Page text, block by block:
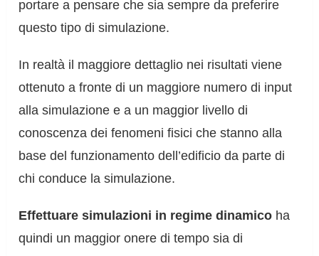
portare a pensare che sia sempre da preferire
questo tipo di simulazione.
In realtà il maggiore dettaglio nei risultati viene
ottenuto a fronte di un maggiore numero di input
alla simulazione e a un maggior livello di
conoscenza dei fenomeni fisici che stanno alla
base del funzionamento dell’edificio da parte di
chi conduce la simulazione.
Effettuare simulazioni in regime dinamico ha
quindi un maggior onere di tempo sia di